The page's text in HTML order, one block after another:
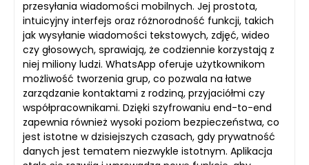
przesyłania wiadomości mobilnych. Jej prostota,
intuicyjny interfejs oraz różnorodność funkcji, takich
jak wysyłanie wiadomości tekstowych, zdjęć, wideo
czy głosowych, sprawiają, że codziennie korzystają z
niej miliony ludzi. WhatsApp oferuje użytkownikom
możliwość tworzenia grup, co pozwala na łatwe
zarządzanie kontaktami z rodziną, przyjaciółmi czy
współpracownikami. Dzięki szyfrowaniu end-to-end
zapewnia również wysoki poziom bezpieczeństwa, co
jest istotne w dzisiejszych czasach, gdy prywatność
danych jest tematem niezwykle istotnym. Aplikacja